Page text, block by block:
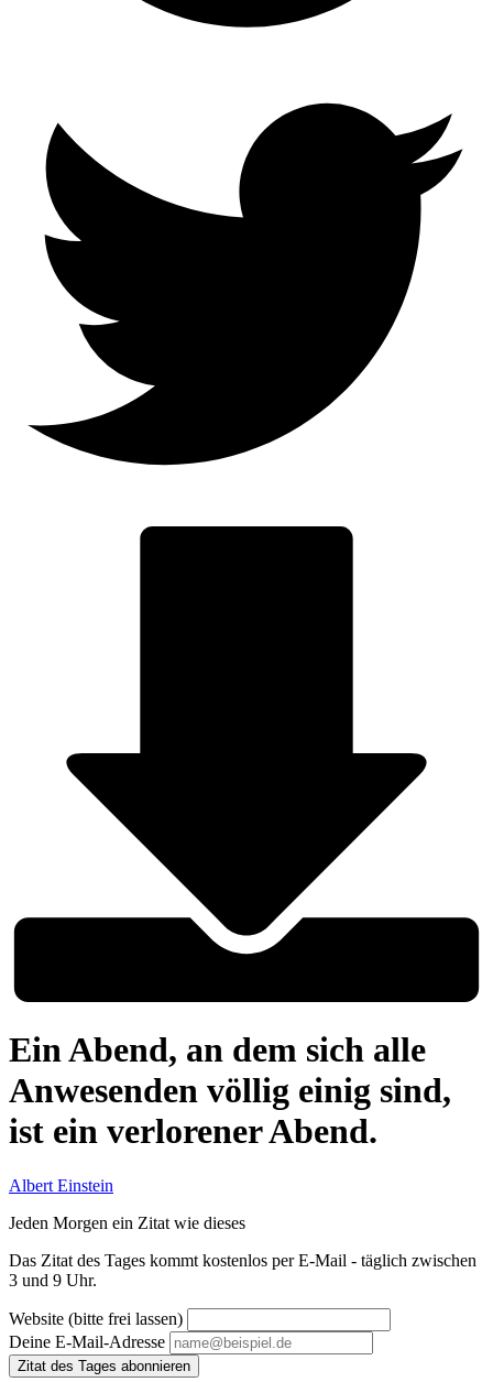
Ein Abend, an dem sich alle
Anwesenden völlig einig sind,
ist ein verlorener Abend.
Albert Einstein
Jeden Morgen ein Zitat wie dieses
Das Zitat des Tages kommt kostenlos per E-Mail - täglich zwischen
3 und 9 Uhr.
Website (bitte frei lassen)
Deine E-Mail-Adresse
Zitat des Tages abonnieren